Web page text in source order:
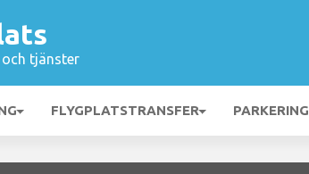
tjänster
FLYGPLATSTRANSFER PARKERING